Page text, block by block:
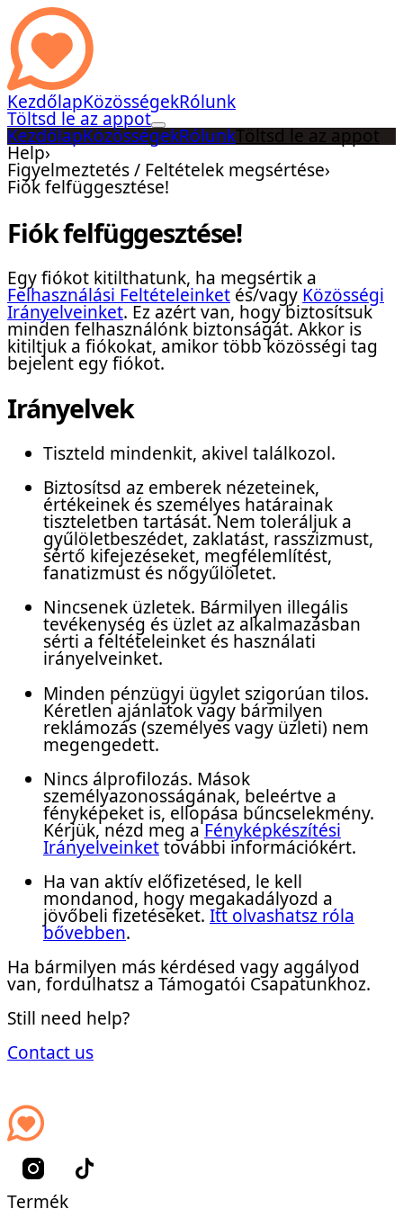
KezdőlapKözösségekRólunk
Töltsd le az appot
KezdőlapKözösségekRólunkTöltsd le az appot
Help›
Figyelmeztetés / Feltételek megsértése›
Fiók felfüggesztése!
Fiók felfüggesztése!
Egy fiókot kitilthatunk, ha megsértik a
Felhasználási Feltételeinket és/vagy Közösségi
Irányelveinket. Ez azért van, hogy biztosítsuk
minden felhasználónk biztonságát. Akkor is
kitiltjuk a fiókokat, amikor több közösségi tag
bejelent egy fiókot.
Irányelvek
Tiszteld mindenkit, akivel találkozol.
Biztosítsd az emberek nézeteinek,
értékeinek és személyes határainak
tiszteletben tartását. Nem toleráljuk a
gyűlöletbeszédet, zaklatást, rasszizmust,
sértő kifejezéseket, megfélemlítést,
fanatizmust és nőgyűlöletet.
Nincsenek üzletek. Bármilyen illegális
tevékenység és üzlet az alkalmazásban
sérti a feltételeinket és használati
irányelveinket.
Minden pénzügyi ügylet szigorúan tilos.
Kéretlen ajánlatok vagy bármilyen
reklámozás (személyes vagy üzleti) nem
megengedett.
Nincs álprofilozás. Mások
személyazonosságának, beleértve a
fényképeket is, ellopása bűncselekmény.
Kérjük, nézd meg aFényképkészítési
Irányelveinkettovábbi információkért.
Ha van aktív előfizetésed, le kell
mondanod, hogy megakadályozd a
jövőbeli fizetéseket. Itt olvashatsz róla
bővebben.
Ha bármilyen más kérdésed vagy aggályod
van, fordulhatsz a Támogatói Csapatunkhoz.
Still need help?
Contact us
Termék